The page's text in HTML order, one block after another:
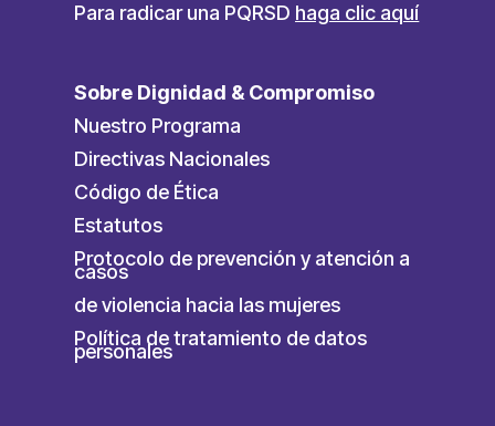
Para radicar una PQRSD haga clic aquí
Sobre Dignidad & Compromiso
Nuestro Programa
Directivas Nacionales
Código de Ética
Estatutos
Protocolo de prevención y atención a
casos
de violencia hacia las mujeres
Política de tratamiento de datos
personales